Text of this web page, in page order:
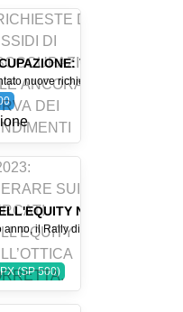
VALE ANCORA
nuove richieste di sussidi di
NELL’OTTICA
il Rally di Santa Klaus ed il
(SP 500)